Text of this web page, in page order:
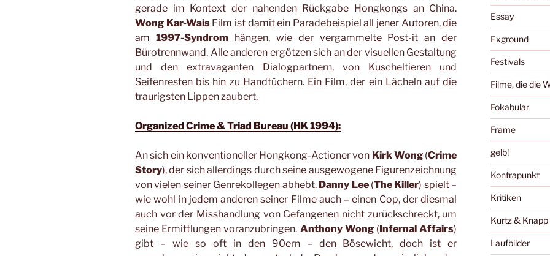
gerade im Kontext der nahenden Rückgabe Hongkongs an China.
Wong Kar-WaisFilm ist damit ein Paradebeispiel all jener Autoren, die
am 1997-Syndrom hängen, wie der vergammelte Post-it an der
Bürotrennwand. Alle anderen ergötzen sich an der visuellen Gestaltung
und den extravaganten Dialogpartnern, von Kuscheltieren und
Seifenresten bis hin zu Handtüchern. Ein Film, der ein Lächeln auf die
traurigsten Lippen zaubert.
Organized Crime & Triad Bureau (HK 1994):
An sich ein konventioneller Hongkong-Actioner von Kirk Wong (Crime
Story), der sich allerdings durch seine ausgewogene Figurenzeichnung
von vielen seiner Genrekollegen abhebt. Danny Lee(The Killer) spielt –
wie wohl in jedem anderen seiner Filme auch – einen Cop, der diesmal
auch vor der Misshandlung von Gefangenen nicht zurückschreckt, um
seine Ermittlungen voranzubringen. Anthony Wong(Infernal Affairs)
gibt – wie so oft in den 90ern – den Bösewicht, doch ist er
Essay
Exground
Festivals
Filme, die die
Fokabular
Frame
gelb!
Kontrapunkt
Kritiken
Kurtz & Knapp
Laufbilder